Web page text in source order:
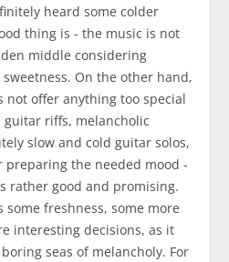
heard some colder
thing is - the music is not
middle considering
On the other hand,
not offer anything too special
riffs, melancholic
slow and cold guitar solos,
preparing the needed mood -
rather good and promising.
freshness, some more
interesting decisions, as it
seas of melancholy. For